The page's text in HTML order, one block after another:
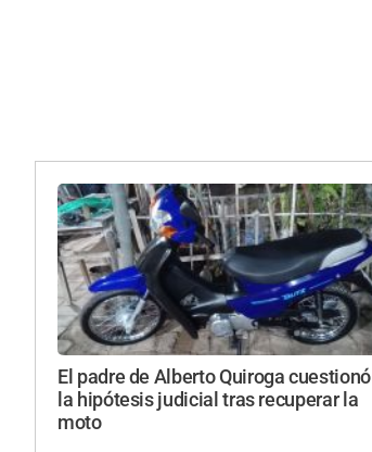
El padre de Alberto Quiroga cuestionó
la hipótesis judicial tras recuperar la
moto